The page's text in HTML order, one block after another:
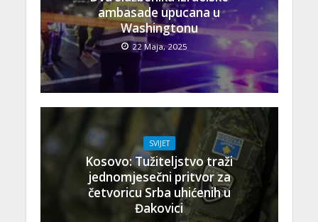
ambasade upucana u
Washingtonu
22 Maja, 2025
SVIJET
Kosovo: Tužiteljstvo traži
jednomjesečni pritvor za
četvoricu Srba uhićenih u
Đakovici